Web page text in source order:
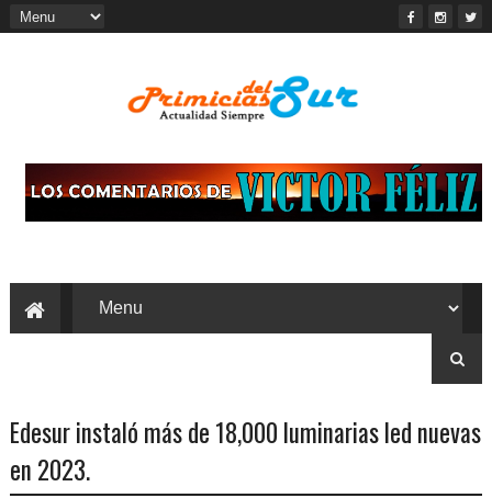
Edesur instaló más de 18,000 luminarias led nuevas
en 2023.